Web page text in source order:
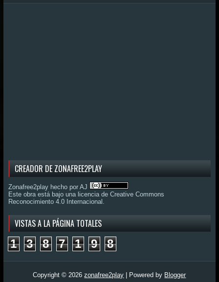
CREADOR DE ZONAFREE2PLAY
Zonafree2play hecho por AJ
Este obra está bajo una licencia de Creative Commons
Reconocimiento 4.0 Internacional
VISTAS A LA PÁGINA TOTALES
1 3 8 7 1 9 8
Copyright © 2026zonafree2play | Powered by Blogger